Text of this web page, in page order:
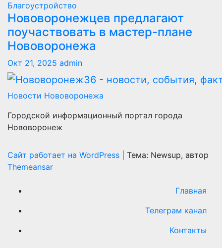
Благоустройство
Нововоронежцев предлагают
поучаствовать в мастер-плане
Нововоронежа
Окт 21, 2025 admin
Новости Нововоронежа
Городской информационный портал города
Нововоронеж
Сайт работает на WordPress
Тема: Newsup, автор
Themeansar
Главная
Телеграм канал
Контакты